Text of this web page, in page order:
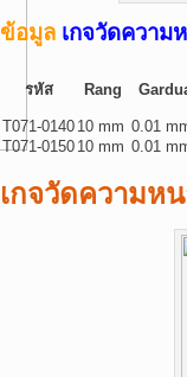
ข้อมูล เกจวัดความ
รหัส Rang
T071-0140 10 mm 0.01
T071-0150 10 mm 0.01
เกจวัดความห